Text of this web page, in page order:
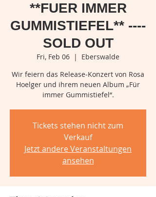
**FUER IMMER
GUMMISTIEFEL** ----
SOLD OUT
Fri, Feb 06
  |
Eberswalde
Wir feiern das Release‑Konzert von Rosa
Hoelger und ihrem neuen Album „Für
Tickets stehen nicht zum
Verkauf
Jetzt andere Veranstaltungen
ansehen